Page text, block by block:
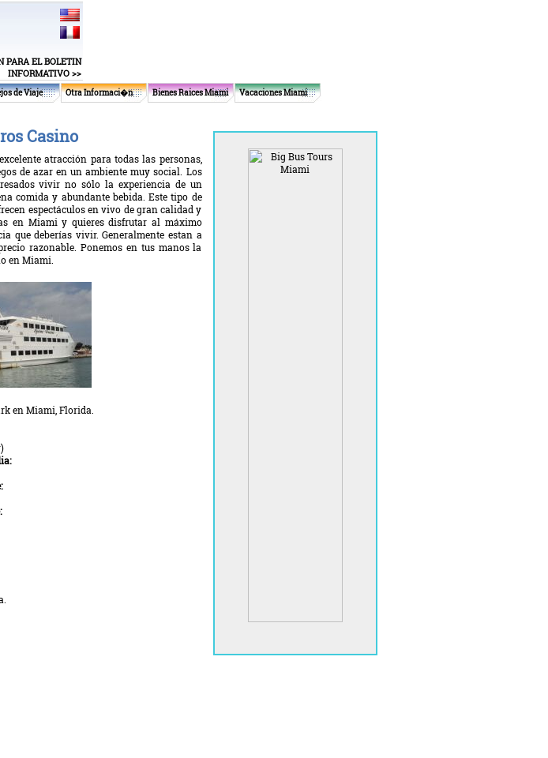
PARA EL BOLETIN
INFORMATIVO >>
de Viaje Otra Informaci�n Bienes Raices Miami Vacaciones Miami
Casino
atracción para todas las personas,
de azar en un ambiente muy social. Los
vivir no sólo la experiencia de un
comida y abundante bebida. Este tipo de
espectáculos en vivo de gran calidad y
en Miami y quieres disfrutar al máximo
que deberías vivir. Generalmente estan a
razonable. Ponemos en tus manos la
en Miami.
en Miami, Florida.